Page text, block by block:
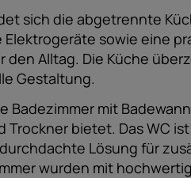
sich die abgetrennte
sowie eine
Alltag. Die Küche
Gestaltung.
Badezimmer mit
bietet. Das WC
Lösung für
wurden mit